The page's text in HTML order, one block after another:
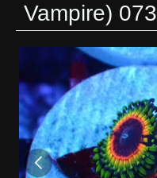
Vampire) 073